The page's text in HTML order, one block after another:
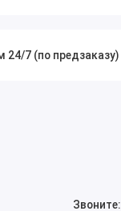
24/7 (по предзаказу)
Звоните: